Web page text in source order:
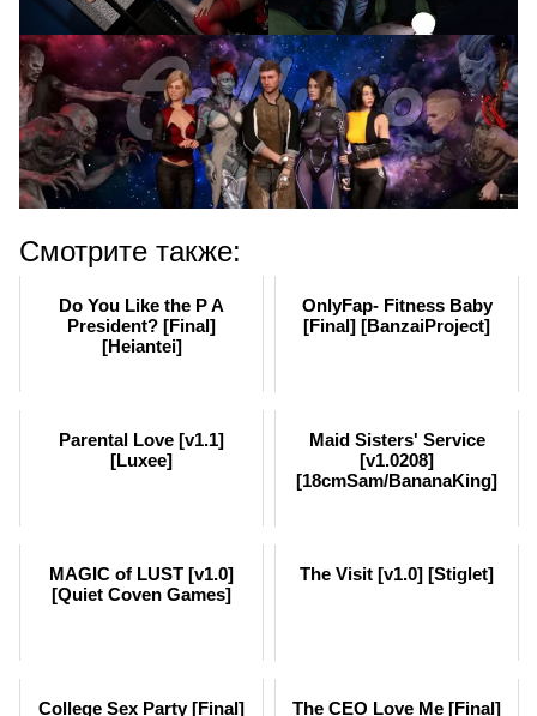
Смотрите также:
Do You Like the P A
President? [Final]
[Heiantei]
OnlyFap- Fitness Baby
[Final] [BanzaiProject]
Parental Love [v1.1]
[Luxee]
Maid Sisters' Service
[v1.0208]
[18cmSam/BananaKing]
MAGIC of LUST [v1.0]
[Quiet Coven Games]
The Visit [v1.0] [Stiglet]
College Sex Party [Final] The CEO Love Me [Final]